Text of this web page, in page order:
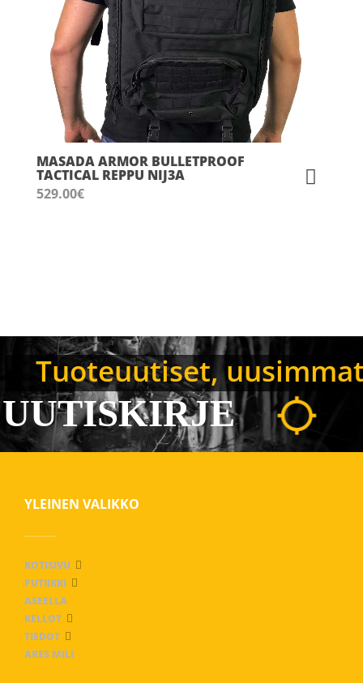
MASADA ARMOR BULLETPROOF
TACTICAL REPPU NIJ3A
529.00€
Tuoteuutiset,
UUTISKIRJE
YLEINEN VALIKKO
KOTISIVU
PUTIIKKI
ASEELLA
KELLOT
TIEDOT
ARES MILI